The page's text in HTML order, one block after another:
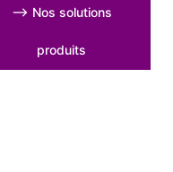
⟶ Nos solutions
produits